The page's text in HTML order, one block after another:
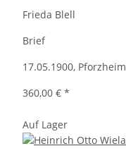
Frieda Blell
Brief
17.05.1900, Pforzheim
360,00 € *
Auf Lager